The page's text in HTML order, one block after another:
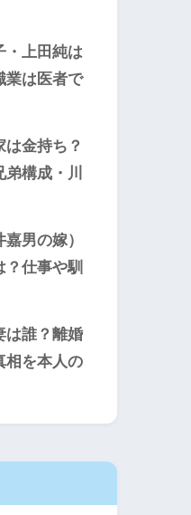
・上田純は
業は医者で
金持ち？
構成・川
男の嫁）
？仕事や馴
は誰？離婚
相を本人の